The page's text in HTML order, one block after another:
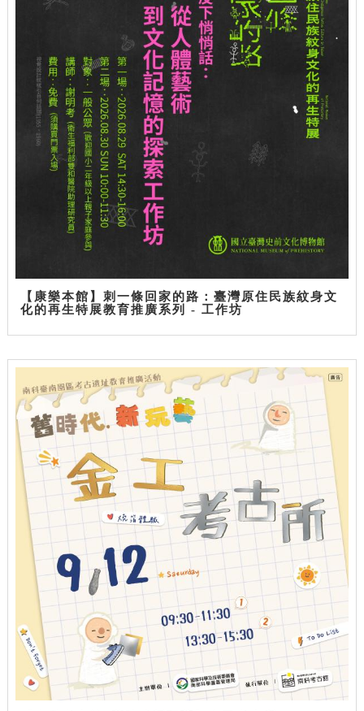
【康樂本館】刺一條回家的路：臺灣原住民族紋身文
化的再生特展教育推廣系列 - 工作坊